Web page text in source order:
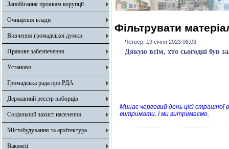
Запобігання проявам корупції
Очищення влади
Вивчення громадської думки
Правове забезпечення
Установи
Громадська рада при РДА
Державний реєстр виборців
Соціальний захист населення
Містобудування та архітектура
Вакансії
Фільтрувати
Четвер, 19 січня 2023 08:03
Дякую всім, хто сьогодні був
Минає черговий день цієї
витримати. І ми витримаємо.